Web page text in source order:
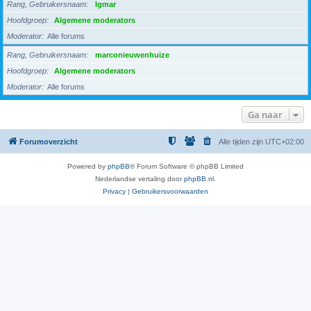
Rang, Gebruikersnaam
Igmar
Hoofdgroep
Algemene moderators
Moderator
Alle forums
Rang, Gebruikersnaam
marconieuwenhuize
Hoofdgroep
Algemene moderators
Moderator
Alle forums
Ga naar
Forumoverzicht Alle tijden zijn UTC+02:00
Powered by phpBB® Forum Software © phpBB Limited
Nederlandse vertaling doorphpBB.nl
Privacy | Gebruikersvoorwaarden